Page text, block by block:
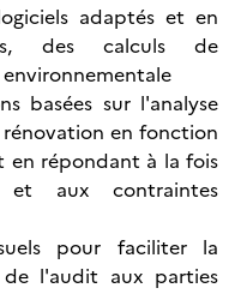
adaptés et en
des calculs de
basées sur l'analyse
en fonction
en répondant à la fois
aux contraintes
pour faciliter la
l'audit aux parties